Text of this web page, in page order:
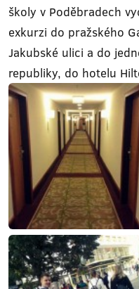
školy v Poděbradech
exkurzi do pražského
Jakubské ulici a do
republiky, do hotelu